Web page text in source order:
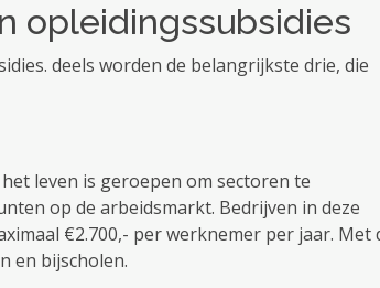
opleidingssubsidies
deels worden de belangrijkste drie, die
leven is geroepen om sectoren te
op de arbeidsmarkt. Bedrijven in deze
€2.700,- per werknemer per jaar. Met
en bijscholen.